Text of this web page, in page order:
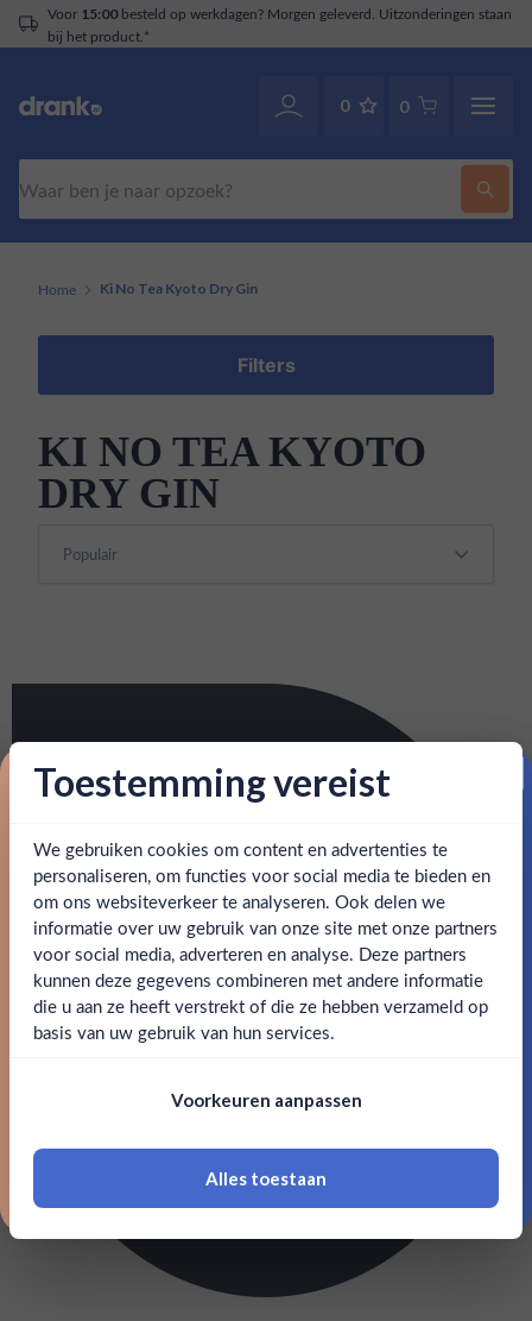
Voor 15:00besteld op werkdagen? Morgen geleverd. Uitzonderingen staan
bij het product.*
0 0
Ben jij 18 jaar of ouder?
Ja Nee
18 jaar of ouder zijn
Home Ki No Tea Kyoto Dry Gin
Filters
KI NO TEA KYOTO
DRY GIN
Toestemming vereist
We gebruiken cookies om content en advertenties te
personaliseren, om functies voor social media te bieden en
om ons websiteverkeer te analyseren. Ook delen we
informatie over uw gebruik van onze site met onze partners
voor social media, adverteren en analyse. Deze partners
kunnen deze gegevens combineren met andere informatie
die u aan ze heeft verstrekt of die ze hebben verzameld op
basis van uw gebruik van hun services.
Voorkeuren aanpassen
Alles toestaan
Proost op je eerste korting!
Schrijf je in en ontvang direct 5% korting op je eerste
bestelling.
Email
Claim mijn korting